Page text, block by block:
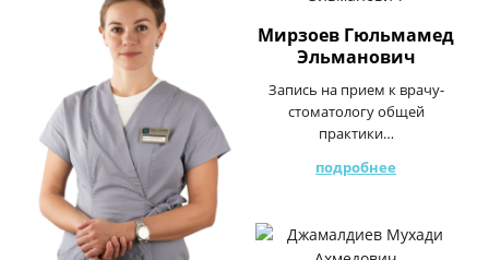
Мирзоев Гюльмамед
Эльманович
Запись на прием к врачу-
стоматологу общей
практики…
подробнее